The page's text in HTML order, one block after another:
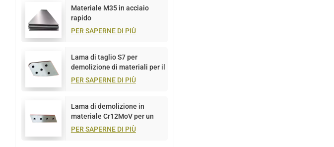
Materiale M35 in acciaio
rapido
PER SAPERNE DI PIÙ
Lama di taglio S7 per
demolizione di materiali per il
taglio di piastre metalliche
PER SAPERNE DI PIÙ
Lama di demolizione in
materiale Cr12MoV per un
taglio efficiente del metallo
PER SAPERNE DI PIÙ